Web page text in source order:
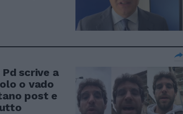
scrive a
o vado
post e